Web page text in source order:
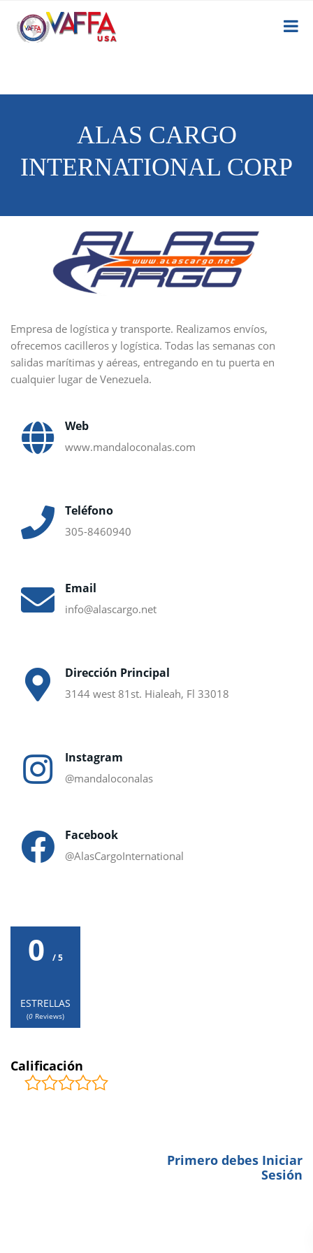
ALAS CARGO
INTERNATIONAL CORP
Empresa de logística y transporte. Realizamos envíos,
ofrecemos cacilleros y logística. Todas las semanas con
salidas marítimas y aéreas, entregando en tu puerta en
cualquier lugar de Venezuela.
Web
www.mandaloconalas.com
Teléfono
305-8460940
Email
info@alascargo.net
Dirección Principal
3144 west 81st. Hialeah, Fl 33018
Instagram
@mandaloconalas
Facebook
@AlasCargoInternational
0 / 5
ESTRELLAS
(0 Reviews)
Calificación
Primero debes Iniciar
Sesión